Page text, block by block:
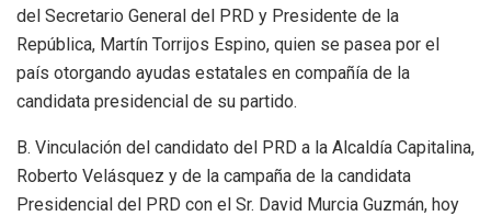
del Secretario General del PRD y Presidente de la
República, Martín Torrijos Espino, quien se pasea por el
país otorgando ayudas estatales en compañía de la
candidata presidencial de su partido.
B. Vinculación del candidato del PRD a la Alcaldía Capitalina,
Roberto Velásquez y de la campaña de la candidata
Presidencial del PRD con el Sr. David Murcia Guzmán, hoy